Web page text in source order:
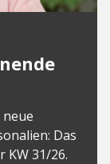
Das
KW 31/26.